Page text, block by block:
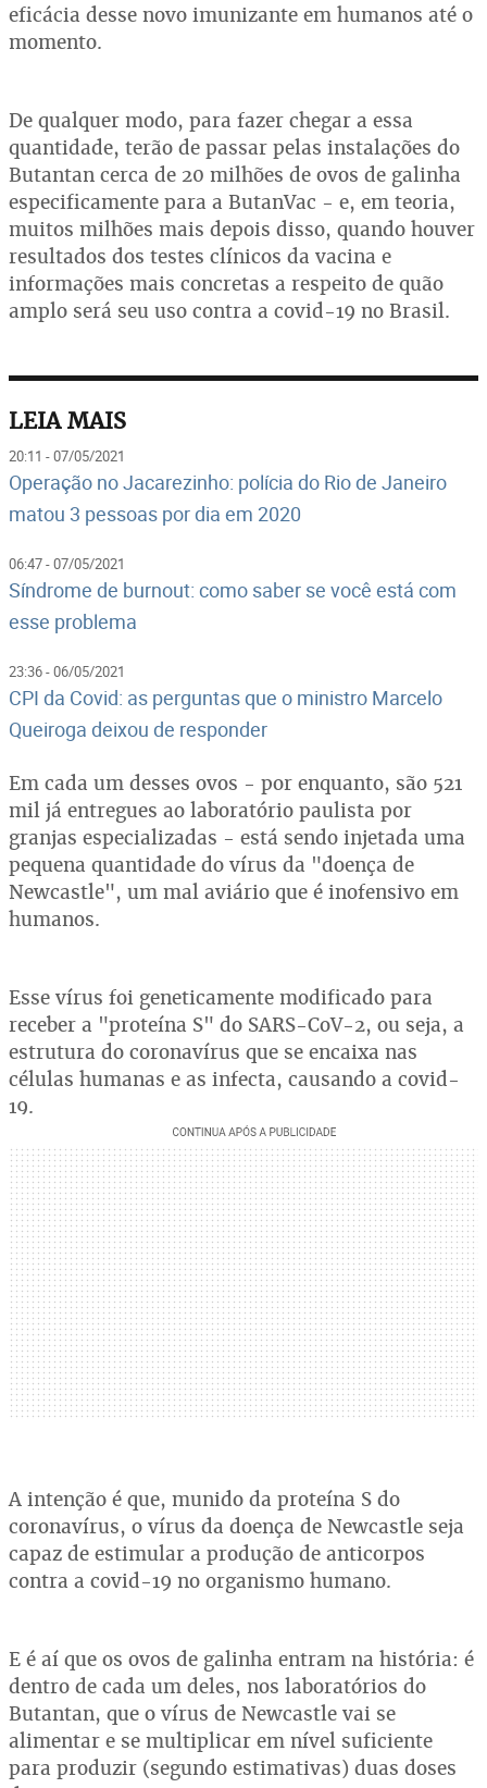
eficácia desse novo imunizante em humanos até o
momento.
De qualquer modo, para fazer chegar a essa
quantidade, terão de passar pelas instalações do
Butantan cerca de 20 milhões de ovos de galinha
especificamente para a ButanVac - e, em teoria,
muitos milhões mais depois disso, quando houver
resultados dos testes clínicos da vacina e
informações mais concretas a respeito de quão
amplo será seu uso contra a covid-19 no Brasil.
LEIA MAIS
20:11 - 07/05/2021
Operação no Jacarezinho: polícia do Rio de Janeiro
matou 3 pessoas por dia em 2020
06:47 - 07/05/2021
Síndrome de burnout: como saber se você está com
esse problema
23:36 - 06/05/2021
CPI da Covid: as perguntas que o ministro Marcelo
Queiroga deixou de responder
Em cada um desses ovos - por enquanto, são 521
mil já entregues ao laboratório paulista por
granjas especializadas - está sendo injetada uma
pequena quantidade do vírus da "doença de
Newcastle", um mal aviário que é inofensivo em
humanos.
Esse vírus foi geneticamente modificado para
receber a "proteína S" do SARS-CoV-2, ou seja, a
estrutura do coronavírus que se encaixa nas
células humanas e as infecta, causando a covid-
19.
A intenção é que, munido da proteína S do
coronavírus, o vírus da doença de Newcastle seja
capaz de estimular a produção de anticorpos
contra a covid-19 no organismo humano.
E é aí que os ovos de galinha entram na história: é
dentro de cada um deles, nos laboratórios do
Butantan, que o vírus de Newcastle vai se
alimentar e se multiplicar em nível suficiente
para produzir (segundo estimativas) duas doses